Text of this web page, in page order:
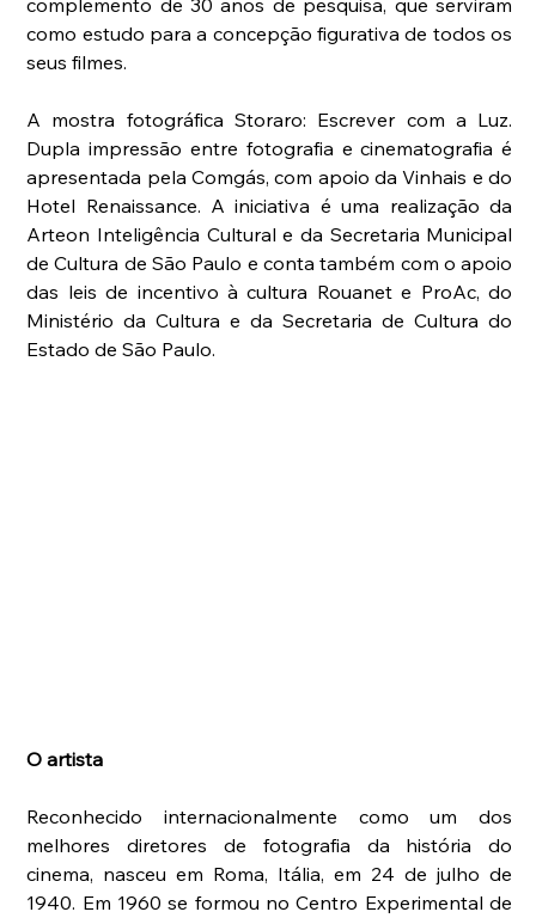
como estudo para a concepção figurativa de todos os
seus filmes.
A mostra fotográfica Storaro: Escrever com a Luz.
Dupla impressão entre fotografia e cinematografia é
apresentada pela Comgás, com apoio da Vinhais e do
Hotel Renaissance. A iniciativa é uma realização da
Arteon Inteligência Cultural e da Secretaria Municipal
de Cultura de São Paulo e conta também com o apoio
das leis de incentivo à cultura Rouanet e ProAc, do
Ministério da Cultura e da Secretaria de Cultura do
Estado de São Paulo.
O artista
Reconhecido internacionalmente como um dos
melhores diretores de fotografia da história do
cinema, nasceu em Roma, Itália, em 24 de julho de
1940. Em 1960 se formou no Centro Experimental de